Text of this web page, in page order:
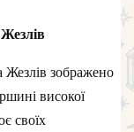
зображено
високої
своїх